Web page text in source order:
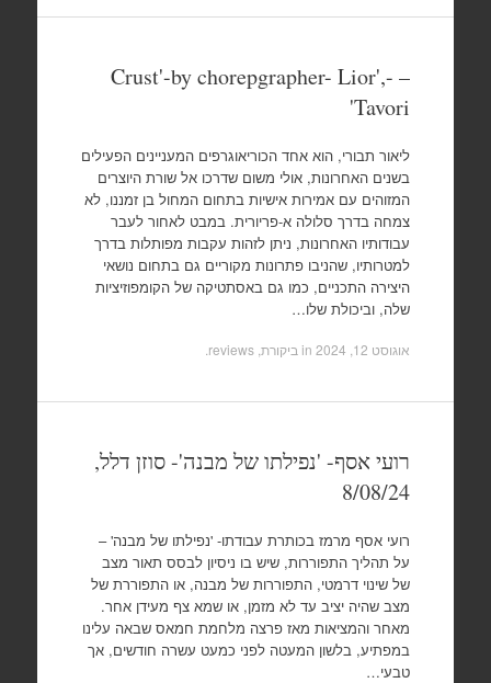
– -,'Crust'-by chorepgrapher- Lior
Tavori'
ליאור תבורי, הוא אחד הכוריאוגרפים המעניינים הפעילים
בשנים האחרונות, אולי משום שדרכו אל שורת היוצרים
המזוהים עם אמירות אישיות בתחום המחול בן זמננו, לא
צמחה בדרך סלולה א-פריורית. במבט לאחור לעבר
עבודותיו האחרונות, ניתן לזהות עקבות מפותלות בדרך
למטרותיו, שהניבו פתרונות מקוריים גם בתחום נושאי
היצירה התכניים, כמו גם באסתטיקה של הקומפוזיציות
שלה, וביכולת שלו…
אוגוסט 12, 2024 in ביקורת, reviews
רועי אסף- 'נפילתו של מבנה'- סוזן דלל,
8/08/24
רועי אסף מרמז בכותרת עבודתו- 'נפילתו של מבנה' –
על תהליך התפוררות, שיש בו ניסיון לבסס תאור מצב
של שינוי דרמטי, התפוררות של מבנה, או התפוררת של
מצב שהיה יציב עד לא מזמן, או שמא צף מעידן אחר.
מאחר והמציאות מאז פרצה מלחמת חמאס שבאה עלינו
במפתיע, בלשון המעטה לפני כמעט עשרה חודשים, אך
טבעי…